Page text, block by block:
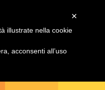
×
illustrate nella cookie
acconsenti all’uso